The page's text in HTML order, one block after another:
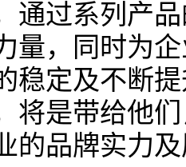
通过系列产
量，同时为
稳定及不断
将是带给他
的品牌实力